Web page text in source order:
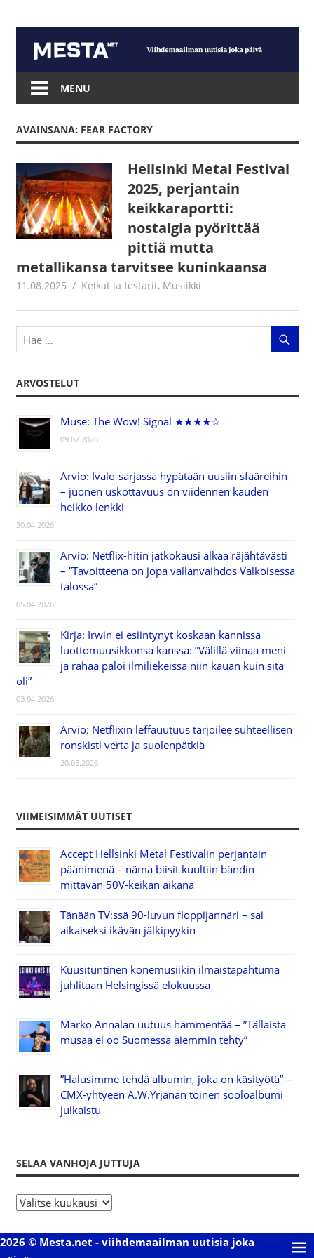
content
Mesta.net
MENU
AVAINSANA: FEAR FACTORY
Hellsinki Metal Festival
2025, perjantain
keikkaraportti:
nostalgia pyörittää
pittiä mutta
metallikansa tarvitsee kuninkaansa
11.08.2025 Juha Kaunisto
Keikat ja festarit, Musiikki
ARVOSTELUT
Muse: The Wow! Signal ★★★★☆
09.07.2026
Arvio: Ivalo-sarjassa hypätään uusiin sfääreihin
– juonen uskottavuus on viidennen kauden
heikko lenkki
30.04.2026
Arvio: Netflix-hitin jatkokausi alkaa räjähtävästi
– ”Tavoitteena on jopa vallanvaihdos Valkoisessa
talossa”
05.04.2026
Kirja: Irwin ei esiintynyt koskaan kännissä
luottomuusikkonsa kanssa: ”Välillä viinaa meni
ja rahaa paloi ilmiliekeissä niin kauan kuin sitä
oli”
03.04.2026
Arvio: Netflixin leffauutuus tarjoilee suhteellisen
ronskisti verta ja suolenpätkiä
20.03.2026
VIIMEISIMMÄT UUTISET
Accept Hellsinki Metal Festivalin perjantain
päänimenä – nämä biisit kuultiin bändin
mittavan 50V-keikan aikana
Tänään TV:ssä 90-luvun floppijännäri – sai
aikaiseksi ikävän jälkipyykin
Kuusituntinen konemusiikin ilmaistapahtuma
juhlitaan Helsingissä elokuussa
Marko Annalan uutuus hämmentää – ”Tällaista
musaa ei oo Suomessa aiemmin tehty”
”Halusimme tehdä albumin, joka on käsityötä” –
CMX-yhtyeen A.W.Yrjänän toinen sooloalbumi
julkaistu
SELAA VANHOJA JUTTUJA
S
l
2026 © Mesta.net - viihdemaailman uutisia joka